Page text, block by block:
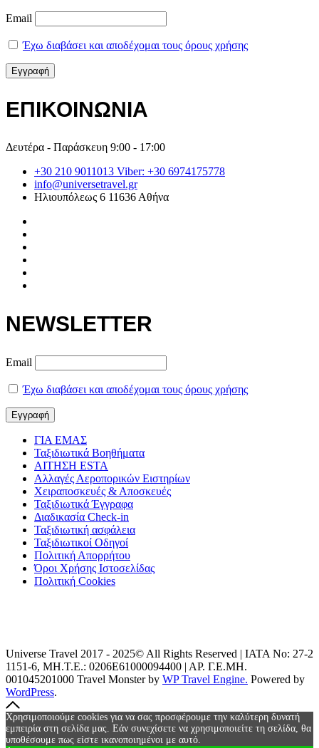
Email
Έχω διαβάσει και αποδέχομαι τους όρους χρήσης
ΕΠΙΚΟΙΝΩΝΙΑ
Δευτέρα - Παράσκευη 9:00 - 17:00
+30 210 9011013 Viber: +30 6974175778
info@universetravel.gr
Ηλιουπόλεως 6 11636 Αθήνα
NEWSLETTER
Email
Έχω διαβάσει και αποδέχομαι τους όρους χρήσης
ΓΙΑ ΕΜΑΣ
Ταξιδιωτικά Βοηθήματα
ΑΙΤΗΣΗ ESTA
Αλλαγές Αεροπορικών Ειστηρίων
Χειραποσκευές & Αποσκευές
Ταξιδιωτικά Έγγραφα
Διαδικασία Check-in
Ταξιδιωτική ασφάλεια
Ταξιδιωτικοί Οδηγοί
Πολιτική Απορρήτου
Όροι Χρήσης Ιστοσελίδας
Πολιτική Cookies
Universe Travel 2017 - 2025© All Rights Reserved | IATA No: 27-2
1151-6, ΜΗ.Τ.Ε.: 0206Ε61000094400 | ΑΡ. Γ.Ε.ΜΗ.
001045201000 Travel Monster by WP Travel Engine. Powered by
WordPress.
Χρησιμοποιούμε cookies για να σας προσφέρουμε την καλύτερη δυνατή
εμπειρία στη σελίδα μας. Εάν συνεχίσετε να χρησιμοποιείτε τη σελίδα, θα
υποθέσουμε πως είστε ικανοποιημένοι με αυτό.